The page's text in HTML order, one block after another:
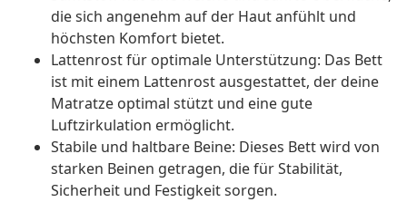
die sich angenehm auf der Haut anfühlt und
höchsten Komfort bietet.
Lattenrost für optimale Unterstützung: Das Bett
ist mit einem Lattenrost ausgestattet, der deine
Matratze optimal stützt und eine gute
Luftzirkulation ermöglicht.
Stabile und haltbare Beine: Dieses Bett wird von
starken Beinen getragen, die für Stabilität,
Sicherheit und Festigkeit sorgen.